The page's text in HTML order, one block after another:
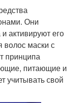
Они
активируют его
волос маски с
принципа
питающие и
учитывать свой